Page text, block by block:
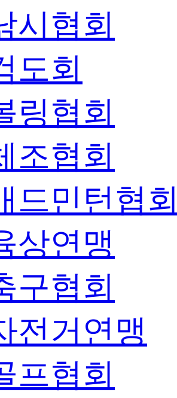
시협회
도회
링협회
조협회
드민턴협
상연맹
구협회
전거연맹
프협회